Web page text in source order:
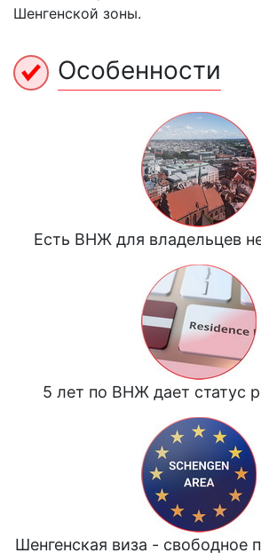
Шенгенской зоны.
Особенности
Есть ВНЖ для владельцев
5 лет по ВНЖ дает статус
Шенгенская виза - свободное